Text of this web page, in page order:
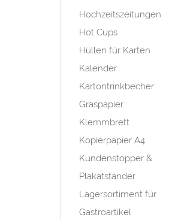
Hochzeitszeitungen
Hot Cups
Hüllen für Karten
Kalender
Kartontrinkbecher
Graspapier
Klemmbrett
Kopierpapier A4
Kundenstopper &
Plakatständer
Lagersortiment für
Gastroartikel